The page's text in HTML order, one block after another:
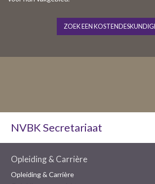
ZOEK EEN
NVBK Secretariaat
Opleiding & Carrière
Opleiding & Carrière